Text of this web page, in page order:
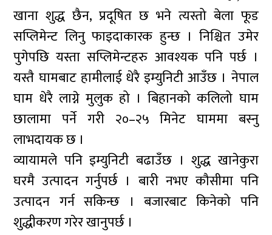
खाना शुद्ध छैन, प्रदूषित छ भने त्यस्तो बेला फूड
सप्लिमेन्ट लिनु फाइदाकारक हुन्छ । निश्चित उमेर
पुगेपछि यस्ता सप्लिमेन्टहरु आवश्यक पनि पर्छ ।
यस्तै घामबाट हामीलाई धेरै इम्युनिटी आउँछ । नेपाल
घाम धेरै लाग्ने मुलुक हो । बिहानको कलिलो घाम
छालामा पर्ने गरी २०–२५ मिनेट घाममा बस्नु
लाभदायक छ ।
व्यायामले पनि इम्युनिटी बढाउँछ । शुद्ध खानेकुरा
घरमै उत्पादन गर्नुपर्छ । बारी नभए कौसीमा पनि
उत्पादन गर्न सकिन्छ । बजारबाट किनेको पनि
शुद्धीकरण गरेर खानुपर्छ ।